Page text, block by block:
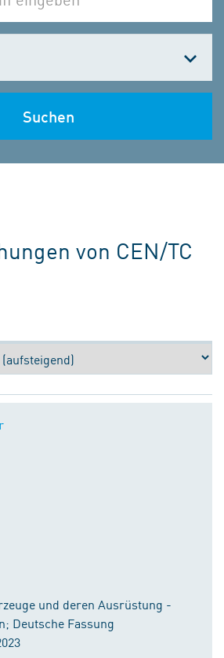
Suchen
von CEN/TC
und deren Ausrüstung -
Deutsche Fassung